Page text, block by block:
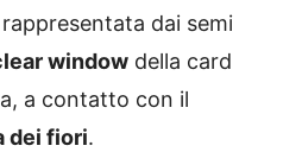
dai semi
window della card
a contatto con il
dei fiori.